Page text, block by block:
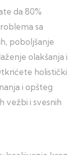
da 80%
sa
poboljšanje
olakšanja i
holistički
i opšteg
vežbi i svesnih